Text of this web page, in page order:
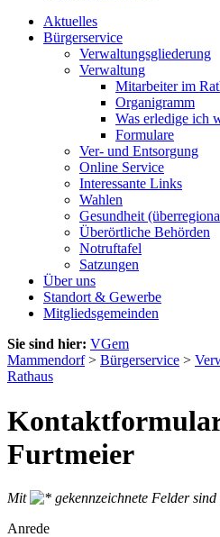
Aktuelles
Bürgerservice
Verwaltungsgliederung
Verwaltung
Mitarbeiter im
Organigramm
Was erledige ich
Formulare
Ver- und Entsorgung
Online Service
Interessante Links
Wahlen
Gesundheit
Überörtliche Behörden
Notruftafel
Satzungen
Über uns
Standort & Gewerbe
Mitgliedsgemeinden
Sie sind hier: VGem
Mammendorf> Bürgerservice >
Rathaus
Furtmeier
Mit
gekennzeichnete Felder
Anrede